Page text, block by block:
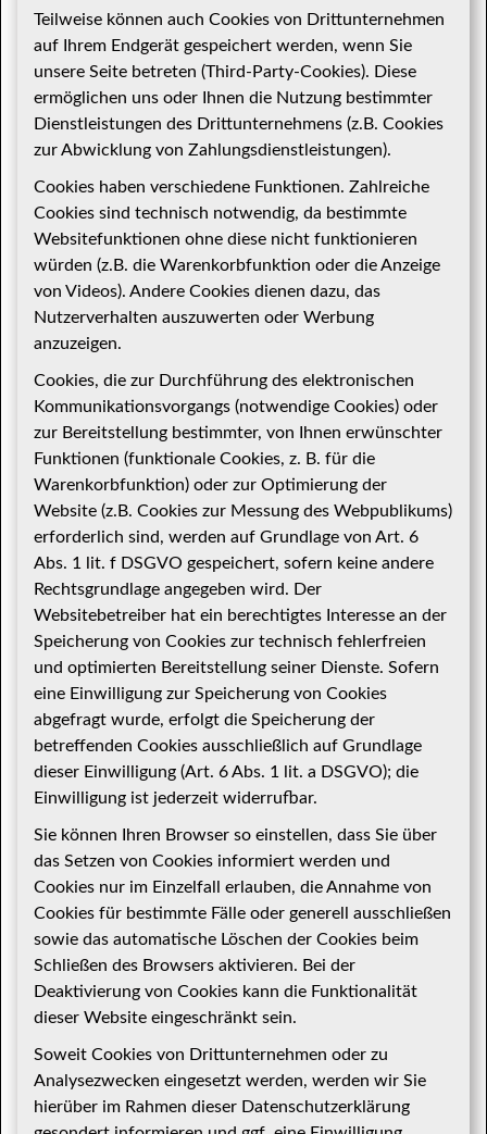
Teilweise können auch Cookies von Drittunternehmen
auf Ihrem Endgerät gespeichert werden, wenn Sie
unsere Seite betreten (Third-Party-Cookies). Diese
ermöglichen uns oder Ihnen die Nutzung bestimmter
Dienstleistungen des Drittunternehmens (z.B. Cookies
zur Abwicklung von Zahlungsdienstleistungen).
Cookies haben verschiedene Funktionen. Zahlreiche
Cookies sind technisch notwendig, da bestimmte
Websitefunktionen ohne diese nicht funktionieren
würden (z.B. die Warenkorbfunktion oder die Anzeige
von Videos). Andere Cookies dienen dazu, das
Nutzerverhalten auszuwerten oder Werbung
anzuzeigen.
Cookies, die zur Durchführung des elektronischen
Kommunikationsvorgangs (notwendige Cookies) oder
zur Bereitstellung bestimmter, von Ihnen erwünschter
Funktionen (funktionale Cookies, z. B. für die
Warenkorbfunktion) oder zur Optimierung der
Website (z.B. Cookies zur Messung des Webpublikums)
erforderlich sind, werden auf Grundlage von Art. 6
Abs. 1 lit. f DSGVO gespeichert, sofern keine andere
Rechtsgrundlage angegeben wird. Der
Websitebetreiber hat ein berechtigtes Interesse an der
Speicherung von Cookies zur technisch fehlerfreien
und optimierten Bereitstellung seiner Dienste. Sofern
eine Einwilligung zur Speicherung von Cookies
abgefragt wurde, erfolgt die Speicherung der
betreffenden Cookies ausschließlich auf Grundlage
dieser Einwilligung (Art. 6 Abs. 1 lit. a DSGVO); die
Einwilligung ist jederzeit widerrufbar.
Sie können Ihren Browser so einstellen, dass Sie über
das Setzen von Cookies informiert werden und
Cookies nur im Einzelfall erlauben, die Annahme von
Cookies für bestimmte Fälle oder generell ausschließen
sowie das automatische Löschen der Cookies beim
Schließen des Browsers aktivieren. Bei der
Deaktivierung von Cookies kann die Funktionalität
dieser Website eingeschränkt sein.
Soweit Cookies von Drittunternehmen oder zu
Analysezwecken eingesetzt werden, werden wir Sie
hierüber im Rahmen dieser Datenschutzerklärung